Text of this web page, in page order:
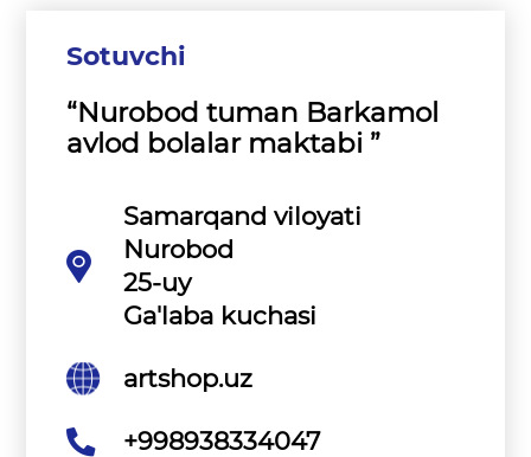
Sotuvchi
“Nurobod tuman Barkamol
avlod bolalar maktabi ”
Samarqand viloyati
Nurobod
25-uy
Ga'laba kuchasi
artshop.uz
+998938334047